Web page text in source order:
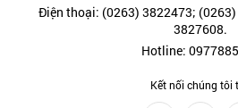
Điện thoại: (0263) 3822473;
3827608.
Hotline:
Kết nối chúng tôi